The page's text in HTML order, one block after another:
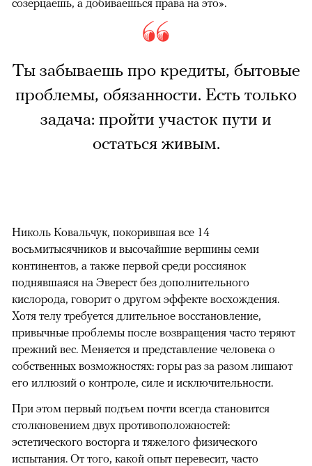
Ты забываешь про кредиты, бытовые
проблемы, обязанности. Есть только
задача: пройти участок пути и
остаться живым.
Николь Ковальчук, покорившая все 14
восьмитысячников и высочайшие вершины семи
континентов, а также первой среди россиянок
поднявшаяся на Эверест без дополнительного
кислорода, говорит о другом эффекте восхождения.
Хотя телу требуется длительное восстановление,
привычные проблемы после возвращения часто теряют
прежний вес. Меняется и представление человека о
собственных возможностях: горы раз за разом лишают
его иллюзий о контроле, силе и исключительности.
При этом первый подъем почти всегда становится
столкновением двух противоположностей:
эстетического восторга и тяжелого физического
испытания. От того, какой опыт перевесит, часто